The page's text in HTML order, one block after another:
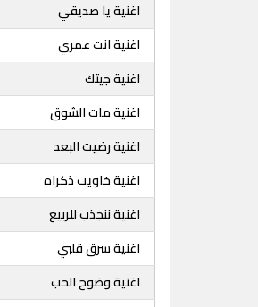
اغنية يا صديقي
اغنية انت عمري
اغنية جيتك
اغنية مات الشوق
اغنية رضيت البعد
اغنية خاويت ذكراه
اغنية ننجذب للربيع
اغنية سرق قلبي
اغنية وضوح الحب